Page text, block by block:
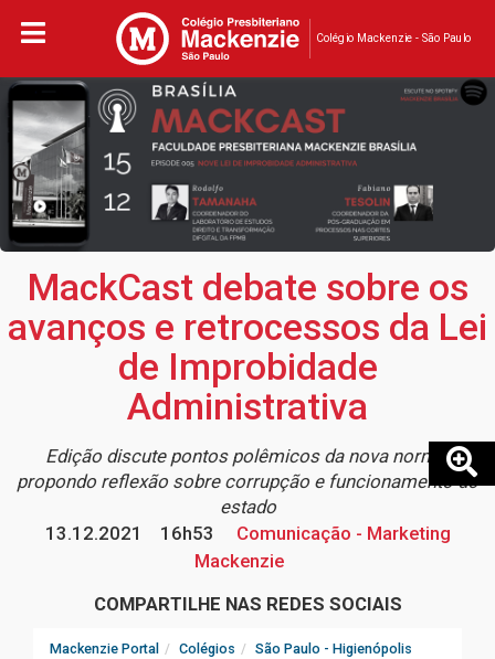
Colégio Mackenzie - São Paulo
MackCast debate sobre os
avanços e retrocessos da Lei
de Improbidade
Administrativa
Edição discute pontos polêmicos da nova norma,
propondo reflexão sobre corrupção e funcionamento do
estado
13.12.2021
16h53
Comunicação - Marketing
Mackenzie
COMPARTILHE NAS REDES SOCIAIS
Mackenzie Portal Colégios
São Paulo - Higienópolis